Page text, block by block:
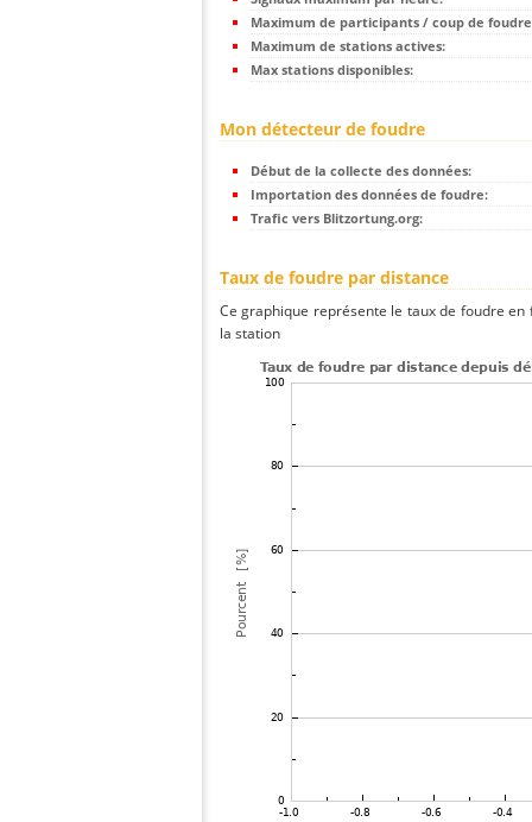
Maximum de participants / coup de
Maximum de stations actives:
Max stations disponibles:
Mon détecteur de foudre
Début de la collecte des données:
Importation des données de foudre:
Trafic vers Blitzortung.org:
Taux de foudre par distance
Ce graphique représente le taux de foudre
la station